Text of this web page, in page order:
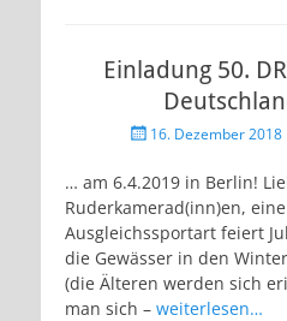
Einladung 50.
Veröffentlicht
16. Dezember 2018
… am 6.4.2019 in Berlin!
Ruderkamerad(inn)en,
Ausgleichssportart feiert
die Gewässer in den
(die Älteren werden sich
man sich – weiterlesen…